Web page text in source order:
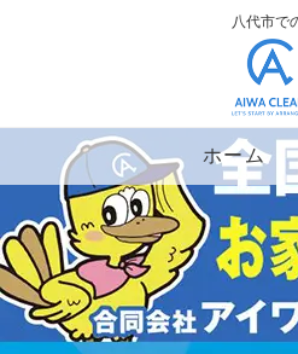
八代市で
ホーム